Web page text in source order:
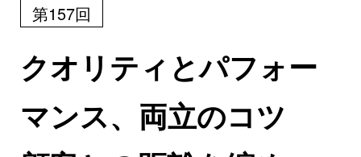
第157回
クオリティとパフォー
マンス、両立のコツ